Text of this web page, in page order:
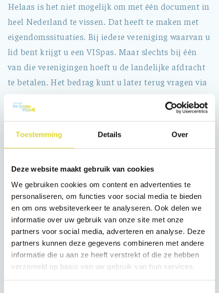
Toestemming Details Over
Deze website maakt gebruik van cookies
We gebruiken cookies om content en advertenties te
personaliseren, om functies voor social media te bieden
en om ons websiteverkeer te analyseren. Ook delen we
informatie over uw gebruik van onze site met onze
partners voor social media, adverteren en analyse. Deze
partners kunnen deze gegevens combineren met andere
informatie die u aan ze heeft verstrekt of die ze hebben
verzameld op basis van uw gebruik van hun services.
Helaas is het niet mogelijk om met één document in
heel Nederland te vissen. Dat heeft te maken met
eigendomssituaties. Bij iedere vereniging waarvan u
lid bent krijgt u een VISpas. Maar slechts bij één
van die verenigingen hoeft u de landelijke afdracht
te betalen. Het bedrag kunt u later terug vragen via
www.vispas.nl
Tijdelijke VISpas
Dit formulier bestaat uit 2 delen. De bovenste helft
moet volledig ingevuld worden en geeft dan het
recht om één maand te vissen in alle wateren
genoemd in de Landelijke lijst van viswateren en de
Federatieve lijst van viswateren.
Wilt u na deze maand blijven vissen, dan dient u de
onderste helft van dit formulier volledig in te vullen
en, voorzien van een postzegel, op te sturen (het
adres staat al op de achterkant). U krijgt dan
binnen 10 werkdagen uw permanente VISpas